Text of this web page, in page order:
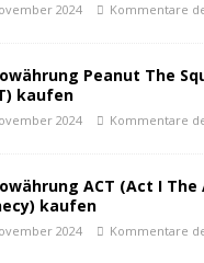
2024 Kommentare
Peanut The
kaufen
2024 Kommentare
ACT (Act I The
kaufen
2024 Kommentare